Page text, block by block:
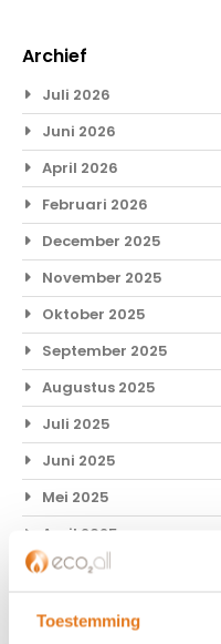
Toestemming
Archief
Juli 2026
Juni 2026
April 2026
Februari 2026
December 2025
November 2025
Oktober 2025
September 2025
Augustus 2025
Juli 2025
Juni 2025
Mei 2025
April 2025
Februari 2025